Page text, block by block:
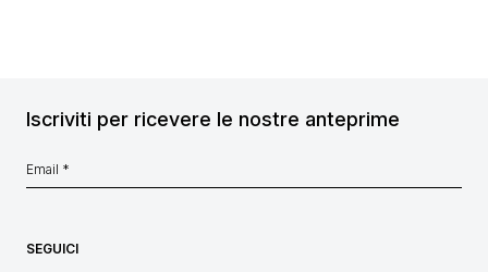
Iscriviti per ricevere le nostre anteprime
SEGUICI